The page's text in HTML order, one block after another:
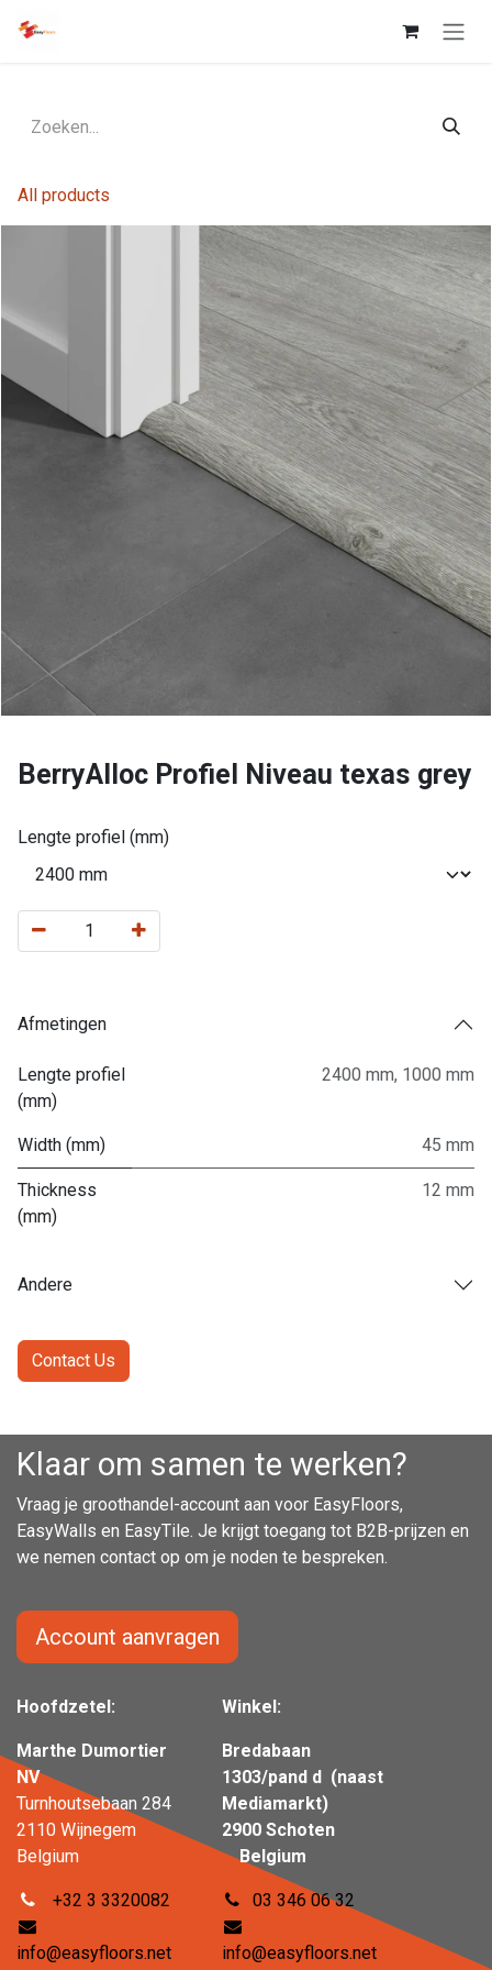
All products
BerryAlloc Profiel Niveau texas grey
Lengte profiel (mm)
Afmetingen
Lengte profiel
(mm)
2400 mm, 1000 mm
Width (mm) 45 mm
Thickness
(mm)
12 mm
Andere
Contact Us
Klaar om samen te werken?
Vraag je groothandel-account aan voor EasyFloors,
EasyWalls en EasyTile. Je krijgt toegang tot B2B-prijzen en
we nemen contact op om je noden te bespreken.
Hoofdzetel:
Marthe Dumortier
NV
Turnhoutsebaan 284
2110 Wijnegem
Belgium
+32 3 3320082
info@easyfloors.net
Winkel:
Bredabaan
1303/pand d (naast
Mediamarkt)
2900 Schoten
Belgium
03 346 06 32
info@easyfloors.net
Account aanvragen